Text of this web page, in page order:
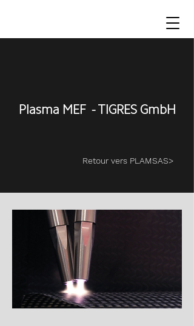
Plasma MEF - TIGRES GmbH
Retour vers PLAMSAS>